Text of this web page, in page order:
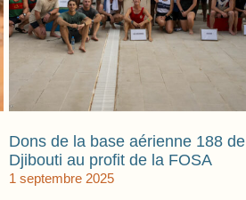
Dons de la base aérienne 188 de
Djibouti au profit de la FOSA
1 septembre 2025